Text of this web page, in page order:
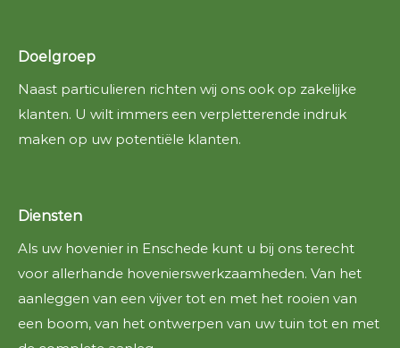
Doelgroep
Naast particulieren richten wij ons ook op zakelijke
klanten. U wilt immers een verpletterende indruk
maken op uw potentiële klanten.
Diensten
Als uw hovenier in Enschede kunt u bij ons terecht
voor allerhande hovenierswerkzaamheden. Van het
aanleggen van een vijver tot en met het rooien van
een boom, van het ontwerpen van uw tuin tot en met